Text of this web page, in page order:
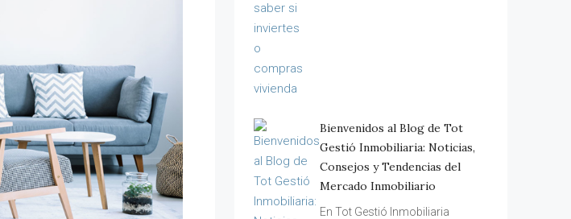
Bienvenidos al Blog de Tot
Gestió Inmobiliaria: Noticias,
Consejos y Tendencias del
Mercado Inmobiliario
En Tot Gestió Inmobiliaria